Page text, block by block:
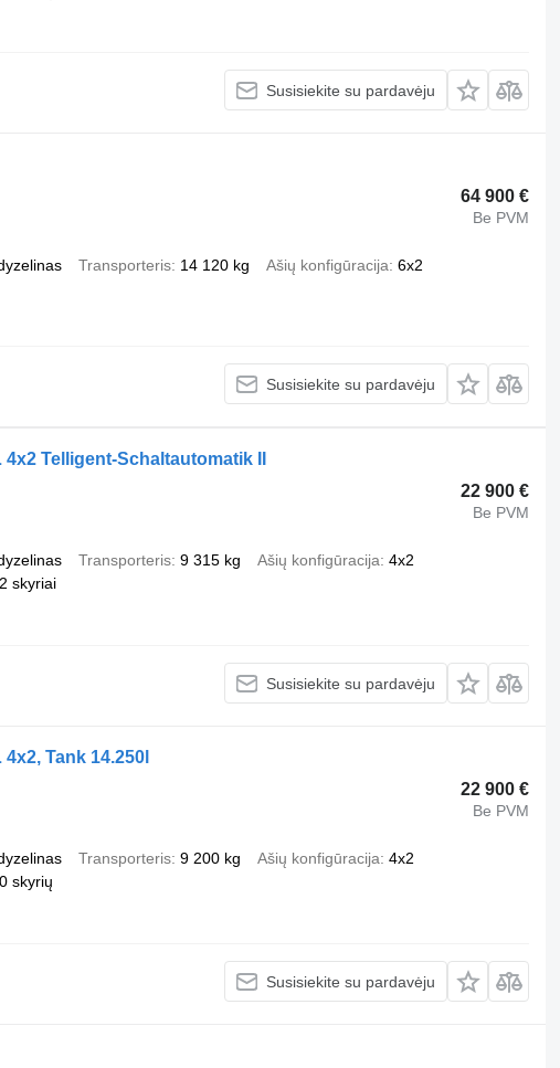
Susisiekite su pardavėju
64 900 €
Be PVM
Transporteris 14 120 kg Ašių konfigūracija 6x2
Susisiekite su pardavėju
Telligent-Schaltautomatik II
22 900 €
Be PVM
Transporteris 9 315 kg Ašių konfigūracija 4x2
2 skyriai
Susisiekite su pardavėju
Tank 14.250l
22 900 €
Be PVM
Transporteris 9 200 kg Ašių konfigūracija 4x2
0 skyrių
Susisiekite su pardavėju